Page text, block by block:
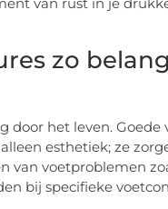
zo
door het leven.
esthetiek; ze
van voetproblemen
bij specifieke